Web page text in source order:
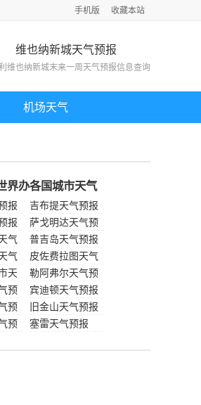
手机版 收藏本站
维也纳新城天气预报
维也纳新城末来一周天气预报信息查询
机场天气
界办各国城市天气
报
吉布提天气预报
报
萨戈明达天气预
报
气
普吉岛天气预报
气
皮佐费拉图天气
预报
天
勒阿弗尔天气预
报
预
宾迪顿天气预报
预
旧金山天气预报
预
塞雷天气预报